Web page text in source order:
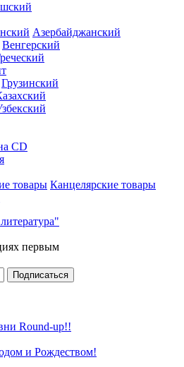
Азербайджанский
Венгерский
Грузинский
CD
Канцелярские товары
первым
Round-up!!
и Рождеством!